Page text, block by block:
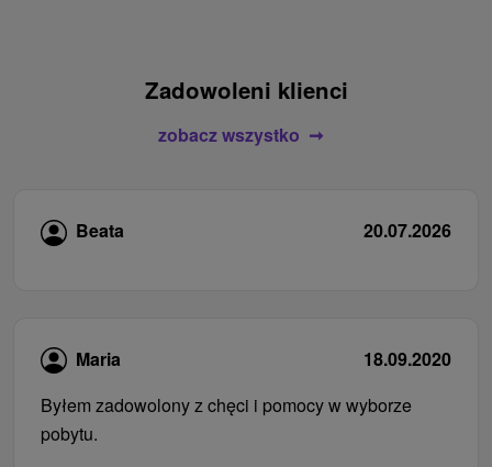
Zadowoleni klienci
zobacz wszystko
Beata 20.07.2026
Maria
18.09.2020
Byłem zadowolony z chęci i pomocy w wyborze
pobytu.